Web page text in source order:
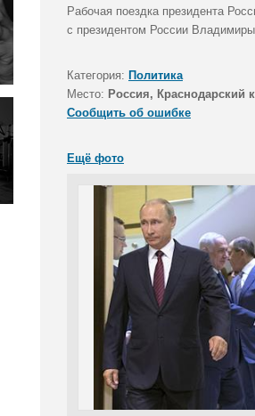
Рабочая поездка президента
с президентом России
Категория: Политика
Место: Россия, Краснодарский
Сообщить об ошибке
Ещё фото